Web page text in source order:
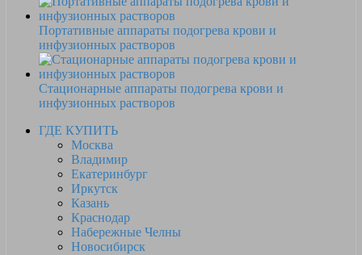
Портативные аппараты подогрева крови и
инфузионных растворов
Стационарные аппараты подогрева крови и
инфузионных растворов
ГДЕ КУПИТЬ
Москва
Владимир
Екатеринбург
Иркутск
Казань
Краснодар
Набережные Челны
Новосибирск